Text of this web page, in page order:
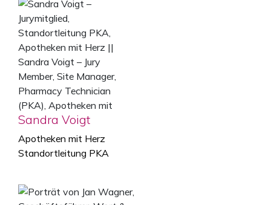
Sandra Voigt
Apotheken mit Herz
Standortleitung PKA